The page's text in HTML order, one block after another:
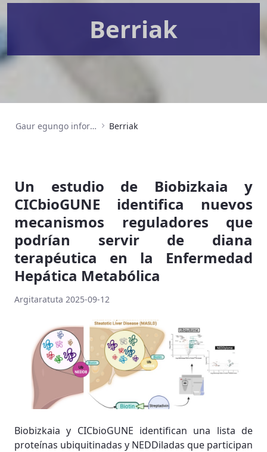
Berriak
Gaur egungo informazioa Berriak
Un estudio de Biobizkaia y
CICbioGUNE identifica nuevos
mecanismos reguladores que
podrían servir de diana
terapéutica en la Enfermedad
Hepática Metabólica
Argitaratuta 2025-09-12
Biobizkaia y CICbioGUNE identifican una lista de
proteínas ubiquitinadas y NEDDiladas que participan